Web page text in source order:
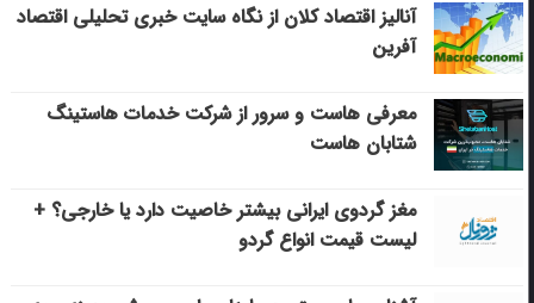
آنالیز اقتصاد کلان از نگاه سایت خبری تحلیلی اقتصاد
آفرین
معرفی هاست و سرور از شرکت خدمات هاستینگ
شتابان هاست
مغز گردوی ایرانی بیشتر خاصیت دارد یا خارجی؟ +
لیست قیمت انواع گردو